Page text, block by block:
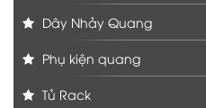
Dây Nhảy Quang
Phụ kiện quang
Tủ Rack